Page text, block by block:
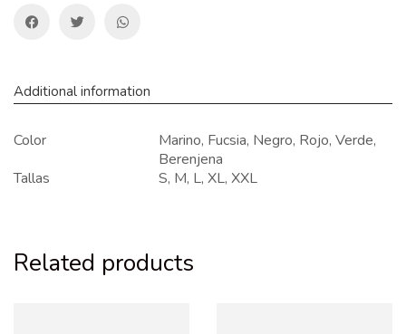
Additional information
Color
Marino, Fucsia, Negro, Rojo, Verde,
Berenjena
Tallas
S, M, L, XL, XXL
Related products